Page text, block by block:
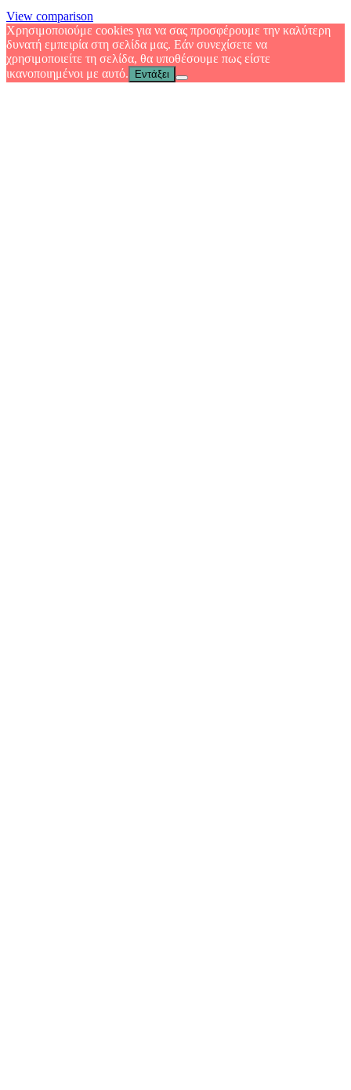
View comparison
Χρησιμοποιούμε cookies για να σας προσφέρουμε την καλύτερη
δυνατή εμπειρία στη σελίδα μας. Εάν συνεχίσετε να
χρησιμοποιείτε τη σελίδα, θα υποθέσουμε πως είστε
ικανοποιημένοι με αυτό.
Εντάξει